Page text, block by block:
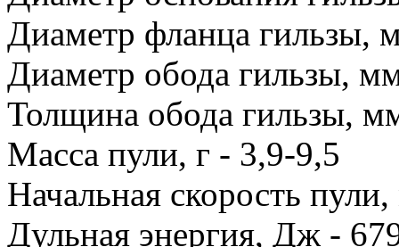
Диаметр фланца гильзы,
Диаметр обода гильзы,
Толщина обода гильзы,
Масса пули, г - 3,9-9,5
Начальная скорость
Дульная энергия, Дж -